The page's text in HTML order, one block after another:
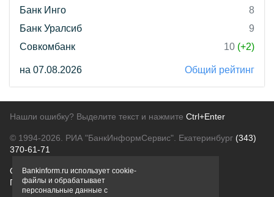
Банк Инго
8
Банк Уралсиб
9
Совкомбанк
10 (+2)
на 07.08.2026 Общий рейтинг
Нашли ошибку? Выделите текст и нажмите Ctrl+Enter
© 1994-2026. РИА "БанкИнформСервис". Екатеринбург (343)
370-61-71
О проектеПолитика конфиденциальности
Правовая информацияДля рекламодателей
Bankinform.ru использует cookie-
файлы и обрабатывает
персональные данные с